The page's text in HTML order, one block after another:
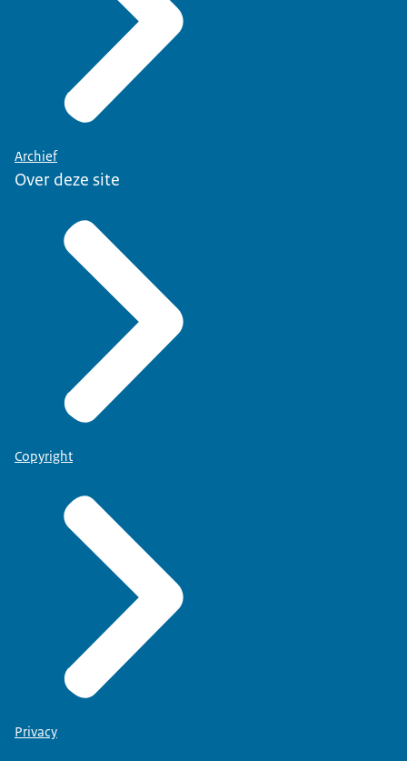
Archief
Over deze site
Copyright
Privacy